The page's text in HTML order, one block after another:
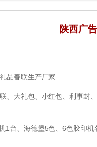
陕西广
品春联生产厂家
、大礼包、小红包、利事封
1台、海德堡5色、6色胶印